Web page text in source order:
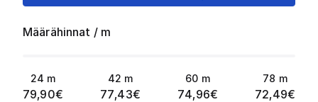
Määrähinnat / m
24 m
79,90€
42 m
77,43€
60 m
74,96€
78 m
72,49€